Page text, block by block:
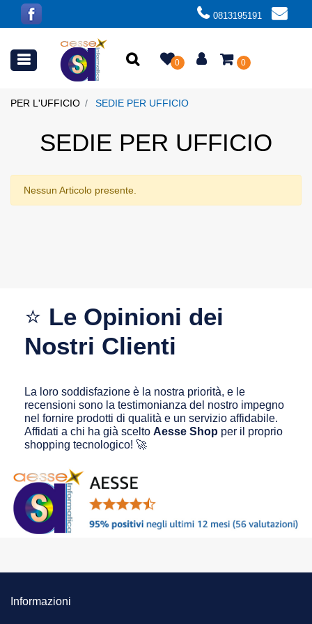
0813195191
Open menu 0 0
PER L'UFFICIO SEDIE PER UFFICIO
SEDIE PER UFFICIO
Nessun Articolo presente.
⭐ Le Opinioni dei
Nostri Clienti
La loro soddisfazione è la nostra priorità, e le
recensioni sono la testimonianza del nostro impegno
nel fornire prodotti di qualità e un servizio affidabile.
Affidati a chi ha già scelto Aesse Shop per il proprio
shopping tecnologico! 🚀
Informazioni